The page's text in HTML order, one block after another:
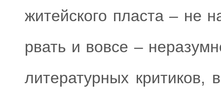
житейского пласта – не
рвать и вовсе –
литературных